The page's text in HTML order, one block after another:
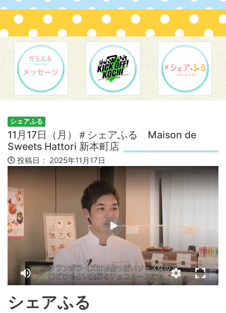
シェアふる
11月17日（月）＃シェアふる Maison de
Sweets Hattori 新本町店
投稿日： 2025年11月17日
シェアふる